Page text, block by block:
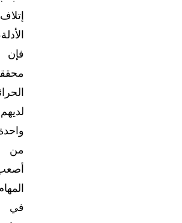
إتلاف
فإن
لديهم
من
في